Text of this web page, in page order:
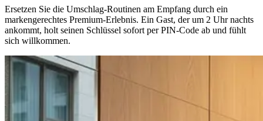
Ersetzen Sie die Umschlag-Routinen am Empfang durch ein
markengerechtes Premium-Erlebnis. Ein Gast, der um 2 Uhr nachts
ankommt, holt seinen Schlüssel sofort per PIN-Code ab und fühlt
sich willkommen.